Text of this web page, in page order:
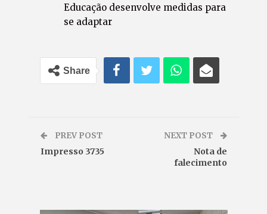
Educação desenvolve medidas para
se adaptar
Share
PREV POST
Impresso 3735
NEXT POST
Nota de
falecimento